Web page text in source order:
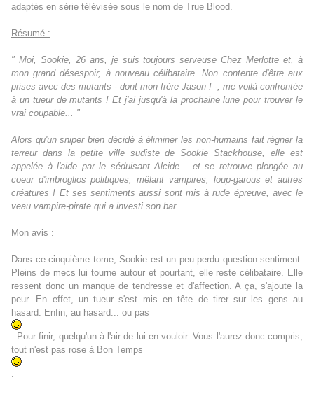
adaptés en série télévisée sous le nom de True Blood.
Résumé :
" Moi, Sookie, 26 ans, je suis toujours serveuse Chez Merlotte et, à
mon grand désespoir, à nouveau célibataire. Non contente d'être aux
prises avec des mutants - dont mon frère Jason ! -, me voilà confrontée
à un tueur de mutants ! Et j'ai jusqu'à la prochaine lune pour trouver le
vrai coupable... "
Alors qu'un sniper bien décidé à éliminer les non-humains fait régner la
terreur dans la petite ville sudiste de Sookie Stackhouse, elle est
appelée à l'aide par le séduisant Alcide... et se retrouve plongée au
coeur d'imbroglios politiques, mêlant vampires, loup-garous et autres
créatures ! Et ses sentiments aussi sont mis à rude épreuve, avec le
veau vampire-pirate qui a investi son bar...
Mon avis :
Dans ce cinquième tome, Sookie est un peu perdu question sentiment.
Pleins de mecs lui tourne autour et pourtant, elle reste célibataire. Elle
ressent donc un manque de tendresse et d'affection. A ça, s'ajoute la
peur. En effet, un tueur s'est mis en tête de tirer sur les gens au
hasard. Enfin, au hasard... ou pas
. Pour finir, quelqu'un à l'air de lui en vouloir. Vous l'aurez donc compris,
tout n'est pas rose à Bon Temps
.